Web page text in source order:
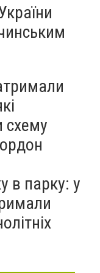
схему
в парку: у